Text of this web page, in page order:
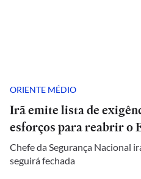
ORIENTE MÉDIO
Irã emite lista de
esforços para reabrir o
Chefe da Segurança Nacional
seguirá fechada